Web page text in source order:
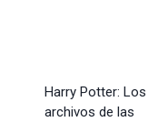
Harry Potter: Los
archivos de las